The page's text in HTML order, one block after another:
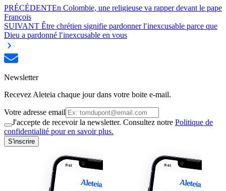
PRÉCÉDENTEn Colombie, une religieuse va rapper devant le pape
François
SUIVANT Être chrétien signifie pardonner l′inexcusable parce que
Dieu a pardonné l′inexcusable en vous
Newsletter
Recevez Aleteia chaque jour dans votre boite e-mail.
Votre adresse email
J'accepte de recevoir la newsletter. Consultez notre Politique de
confidentialité pour en savoir plus.
S'inscrire